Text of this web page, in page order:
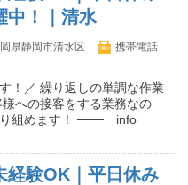
中！｜清水
県静岡市清水区
携帯電話
！／ 繰り返しの単調な作業
への接客をする業務なの
り組めます！ ─── info
経験OK｜平日休み